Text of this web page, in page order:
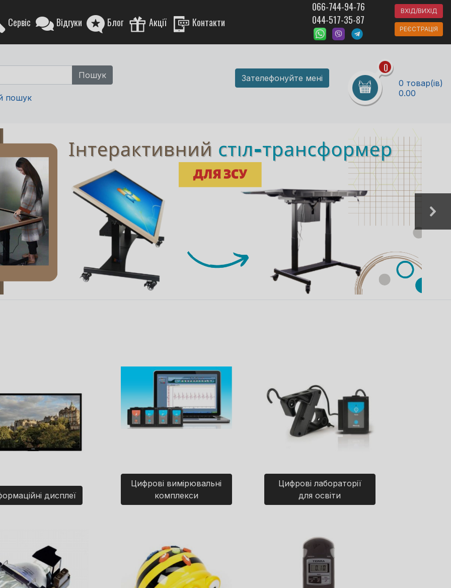
Сервіс Відгуки Блог Акції Контакти
066-744-94-76
044-517-35-87
ВХІД/ВИХІД
РЕЄСТРАЦІЯ
пошук
Зателефонуйте мені
0
0 товар(ів)
0.00
дисплеї
Цифрові вимірювальні
комплекси
Цифрові лабораторії
для освіти